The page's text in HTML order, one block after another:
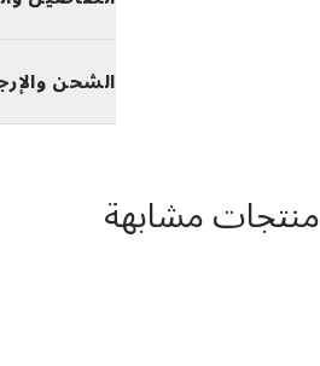
الشحن
منتجات مشابهة